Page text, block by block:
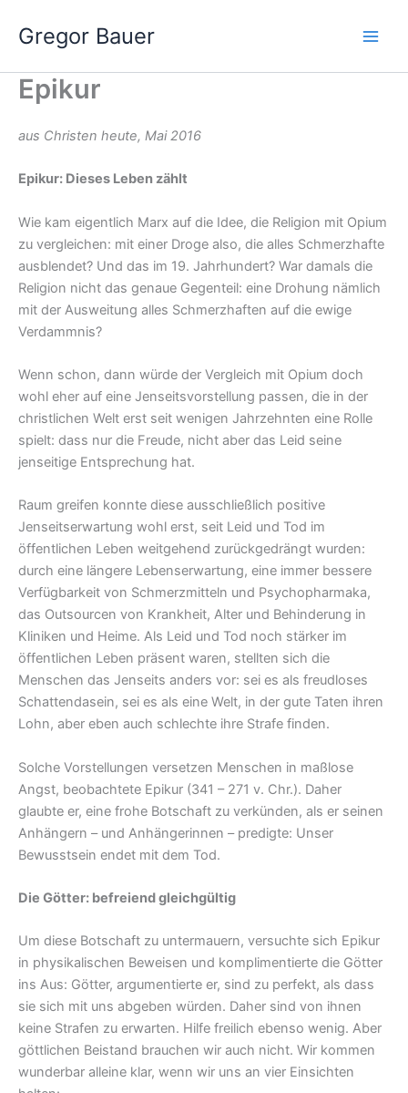
InhaltGregor Bauer
Epikur
aus Christen heute, Mai 2016
Epikur: Dieses Leben zählt
Wie kam eigentlich Marx auf die Idee, die Religion mit Opium
zu vergleichen: mit einer Droge also, die alles Schmerzhafte
ausblendet? Und das im 19. Jahrhundert? War damals die
Religion nicht das genaue Gegenteil: eine Drohung nämlich
mit der Ausweitung alles Schmerzhaften auf die ewige
Verdammnis?
Wenn schon, dann würde der Vergleich mit Opium doch
wohl eher auf eine Jenseitsvorstellung passen, die in der
christlichen Welt erst seit wenigen Jahrzehnten eine Rolle
spielt: dass nur die Freude, nicht aber das Leid seine
jenseitige Entsprechung hat.
Raum greifen konnte diese ausschließlich positive
Jenseitserwartung wohl erst, seit Leid und Tod im
öffentlichen Leben weitgehend zurückgedrängt wurden:
durch eine längere Lebenserwartung, eine immer bessere
Verfügbarkeit von Schmerzmitteln und Psychopharmaka,
das Outsourcen von Krankheit, Alter und Behinderung in
Kliniken und Heime. Als Leid und Tod noch stärker im
öffentlichen Leben präsent waren, stellten sich die
Menschen das Jenseits anders vor: sei es als freudloses
Schattendasein, sei es als eine Welt, in der gute Taten ihren
Lohn, aber eben auch schlechte ihre Strafe finden.
Solche Vorstellungen versetzen Menschen in maßlose
Angst, beobachtete Epikur (341 – 271 v. Chr.). Daher
glaubte er, eine frohe Botschaft zu verkünden, als er seinen
Anhängern – und Anhängerinnen – predigte: Unser
Bewusstsein endet mit dem Tod.
Die Götter: befreiend gleichgültig
Um diese Botschaft zu untermauern, versuchte sich Epikur
in physikalischen Beweisen und komplimentierte die Götter
ins Aus: Götter, argumentierte er, sind zu perfekt, als dass
sie sich mit uns abgeben würden. Daher sind von ihnen
keine Strafen zu erwarten. Hilfe freilich ebenso wenig. Aber
göttlichen Beistand brauchen wir auch nicht. Wir kommen
wunderbar alleine klar, wenn wir uns an vier Einsichten